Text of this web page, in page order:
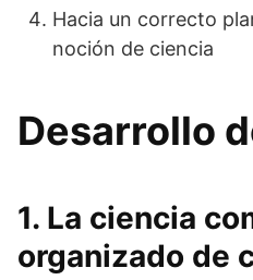
Hacia un correcto
noción de ciencia
Desarrollo
1. La ciencia
organizado de